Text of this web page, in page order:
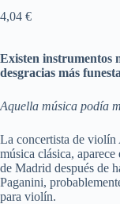
4,04 €
Existen instrumentos
desgracias más
Aquella música podía
La concertista de violín
música clásica,
de Madrid después de
Paganini,
para violín.